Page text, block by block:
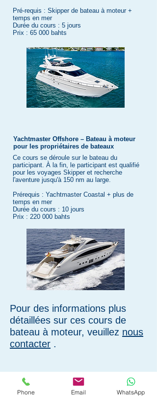
Pré-requis : Skipper de bateau à moteur +
temps en mer
Durée du cours : 5 jours
Prix : 65 000 bahts
Yachtmaster Offshore – Bateau à moteur
pour les propriétaires de bateaux
Ce cours se déroule sur le bateau du
participant. À la fin, le participant est qualifié
pour les voyages Skipper et recherche
l'aventure jusqu'à 150 nm au large.
Prérequis : Yachtmaster Coastal + plus de
temps en mer
Durée du cours : 10 jours
Prix : 220 000 bahts
Pour des informations plus
détaillées sur ces cours de
bateau à moteur, veuillez nous
contacter .
Phone Email WhatsApp